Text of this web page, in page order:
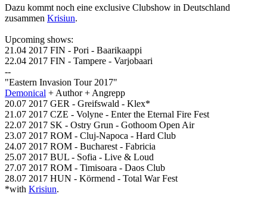
Dazu kommt noch eine exclusive Clubshow in Deutschland
zusammen Krisiun.
Upcoming shows:
21.04 2017 FIN - Pori - Baarikaappi
22.04 2017 FIN - Tampere - Varjobaari
--
"Eastern Invasion Tour 2017"
Demonical + Author + Angrepp
20.07 2017 GER - Greifswald - Klex*
21.07 2017 CZE - Volyne - Enter the Eternal Fire Fest
22.07 2017 SK - Ostry Grun - Gothoom Open Air
23.07 2017 ROM - Cluj-Napoca - Hard Club
24.07 2017 ROM - Bucharest - Fabricia
25.07 2017 BUL - Sofia - Live & Loud
27.07 2017 ROM - Timisoara - Daos Club
28.07 2017 HUN - Körmend - Total War Fest
*with Krisiun.